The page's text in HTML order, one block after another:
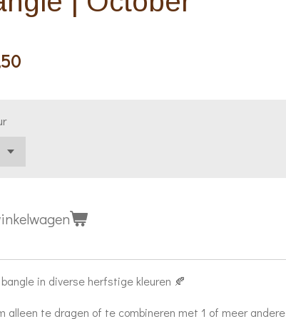
bangle in diverse herfstige kleuren 🍂
alleen te dragen of te combineren met 1 of meer andere